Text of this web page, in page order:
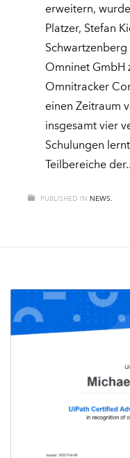
erweitern,
Platzer, Stefan
Omninet GmbH
Omnitracker
einen Zeitraum
insgesamt vier
Schulungen
Teilbereiche der
PUBLISHED IN NEWS.